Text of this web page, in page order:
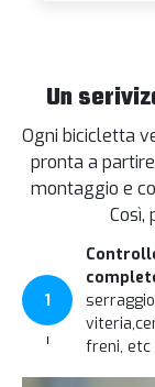
Un
Ogni bicicletta
pronta a
montaggio e
Così,
1
serraggio
freni, etc